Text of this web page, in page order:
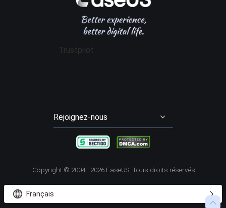

Conditions générales
Gestion de partition
Sauvegarde & Restauration
Data Recovery Wizard for Mac Pro
Trustpilot
Rejoignez-nous
  
Copyright © 2004 - 2026EaseUS. Tous droits réservés.
 Français 